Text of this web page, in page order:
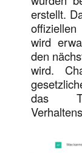
erstellt.
wird
den
wird.
das